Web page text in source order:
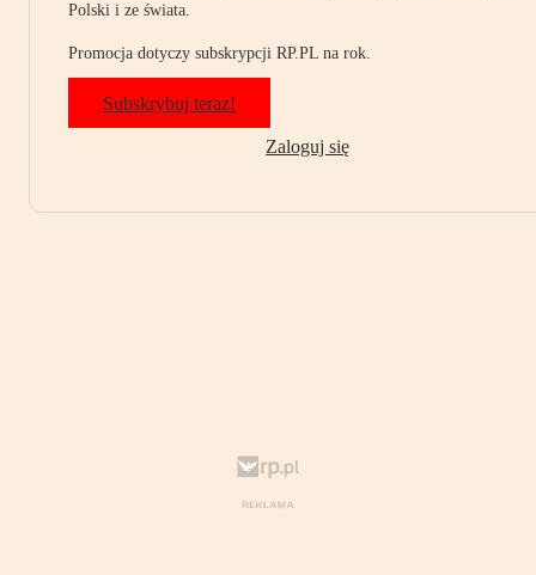
Polski i ze świata.
Promocja dotyczy subskrypcji RP.PL na rok.
Subskrybuj teraz!
Zaloguj się